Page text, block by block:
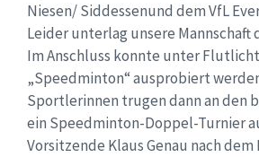
Niesen/ Siddessenund dem VfL
Leider unterlag unsere Mannschaft
Im Anschluss konnte unter
„Speedminton“ ausprobiert
Sportlerinnen trugen dann an den
ein Speedminton-Doppel-Turnier
Vorsitzende Klaus Genau nach dem